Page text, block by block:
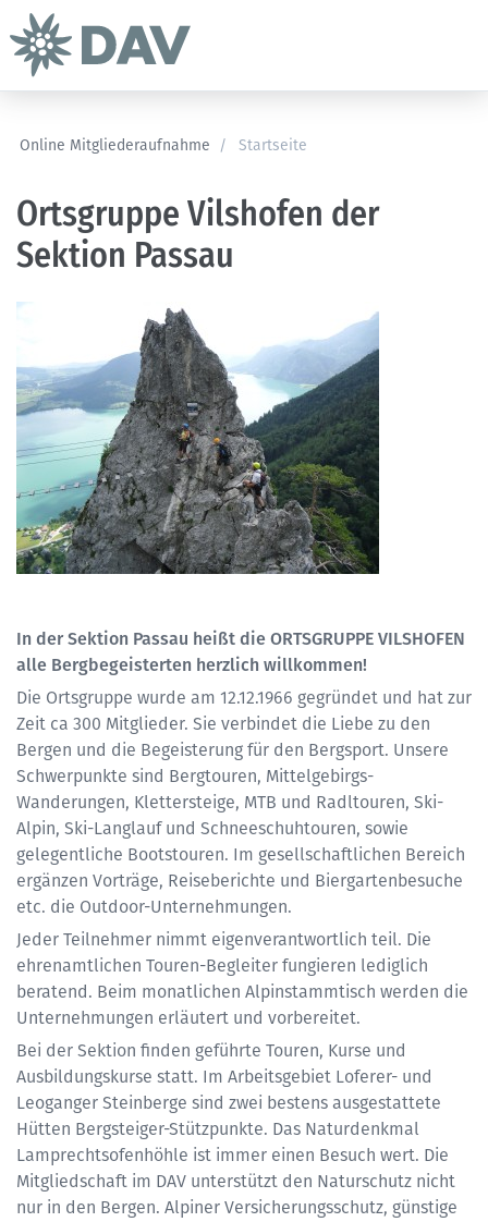
Online Mitgliederaufnahme / Startseite
Ortsgruppe Vilshofen der
Sektion Passau
In der Sektion Passau heißt die ORTSGRUPPE VILSHOFEN
alle Bergbegeisterten herzlich willkommen!
Die Ortsgruppe wurde am 12.12.1966 gegründet und hat zur
Zeit ca 300 Mitglieder. Sie verbindet die Liebe zu den
Bergen und die Begeisterung für den Bergsport. Unsere
Schwerpunkte sind Bergtouren, Mittelgebirgs-
Wanderungen, Klettersteige, MTB und Radltouren, Ski-
Alpin, Ski-Langlauf und Schneeschuhtouren, sowie
gelegentliche Bootstouren. Im gesellschaftlichen Bereich
ergänzen Vorträge, Reiseberichte und Biergartenbesuche
etc. die Outdoor-Unternehmungen.
Jeder Teilnehmer nimmt eigenverantwortlich teil. Die
ehrenamtlichen Touren-Begleiter fungieren lediglich
beratend. Beim monatlichen Alpinstammtisch werden die
Unternehmungen erläutert und vorbereitet.
Bei der Sektion finden geführte Touren, Kurse und
Ausbildungskurse statt. Im Arbeitsgebiet Loferer- und
Leoganger Steinberge sind zwei bestens ausgestattete
Hütten Bergsteiger-Stützpunkte. Das Naturdenkmal
Lamprechtsofenhöhle ist immer einen Besuch wert. Die
Mitgliedschaft im DAV unterstützt den Naturschutz nicht
nur in den Bergen. Alpiner Versicherungsschutz, günstige